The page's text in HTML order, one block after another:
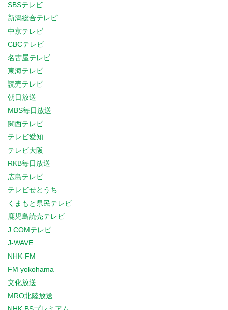
SBSテレビ
新潟総合テレビ
中京テレビ
CBCテレビ
名古屋テレビ
東海テレビ
読売テレビ
朝日放送
MBS毎日放送
関西テレビ
テレビ愛知
テレビ大阪
RKB毎日放送
広島テレビ
テレビせとうち
くまもと県民テレビ
鹿児島読売テレビ
J:COMテレビ
J-WAVE
NHK-FM
FM yokohama
文化放送
MRO北陸放送